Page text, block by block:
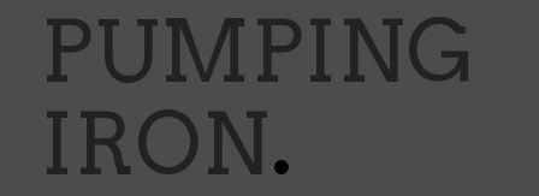
PUMPING
IRON.